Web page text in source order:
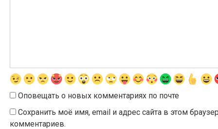
Оповещать о новых комментариях по почте
Сохранить моё имя, email и адрес сайта в этом
комментариев.